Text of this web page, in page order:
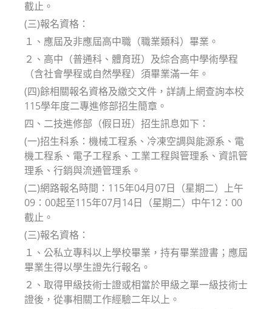
截止。
(三)報名資格：
１、應屆及非應屆高中職（職業類科）畢業。
２、高中（普通科、體育班）及綜合高中學術學程
（含社會學程或自然學程）須畢業滿一年。
(四)餘相關報名資格及繳交文件，詳請上網查詢本校
115學年度二專進修部招生簡章。
四、二技進修部（假日班）招生訊息如下：
(一)招生科系：機械工程系、冷凍空調與能源系、電
機工程系、電子工程系、工業工程與管理系、資訊管
理系、行銷與流通管理系。
(二)網路報名時間：115年04月07日（星期二）上午
09：00起至115年07月14日（星期二）中午12：00
截止。
(三)報名資格：
１、公私立專科以上學校畢業，持有畢業證書；應屆
畢業生得以學生證先行報名。
２、取得甲級技術士證或相當於甲級之單一級技術士
證後，從事相關工作經驗二年以上。